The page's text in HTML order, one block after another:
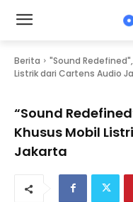
Berita
"Sound
Listrik dari Cartens Audio
“Sound
Khusus Mobil
Jakarta